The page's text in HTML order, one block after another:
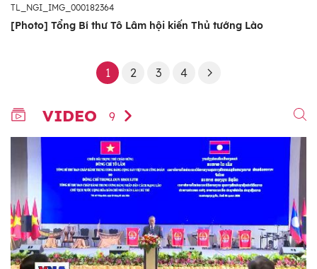
TL_NGI_IMG_000182364
[Photo] Tổng Bí thư Tô Lâm hội kiến Thủ tướng Lào
1 2 3 4
VIDEO 9